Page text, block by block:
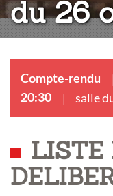
du 26
Compte-rendu
20:30
salle
LISTE